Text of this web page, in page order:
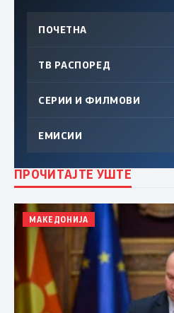
ПОЧЕТНА
ТВ РАСПОРЕД
СЕРИИ И ФИЛМОВИ
ЕМИСИИ
ПРОЧИТАЈТЕ УШТЕ
МАКЕДОНИЈА